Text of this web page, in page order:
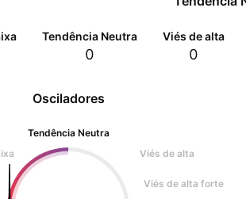
Osciladores
Tendência Neutra
Viés de alta
Viés de alta forte
Tendência Neutra
0
Viés de alta
0